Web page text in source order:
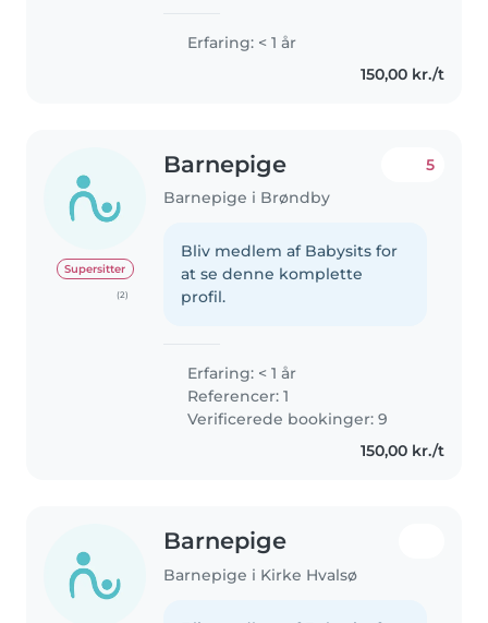
Erfaring: < 1 år
150,00 kr./t
Supersitter
(2)
Barnepige
Barnepige i Brøndby
5
Bliv medlem af Babysits for
at se denne komplette
profil.
Erfaring: < 1 år
Referencer: 1
Verificerede bookinger: 9
150,00 kr./t
Barnepige
Barnepige i Kirke Hvalsø